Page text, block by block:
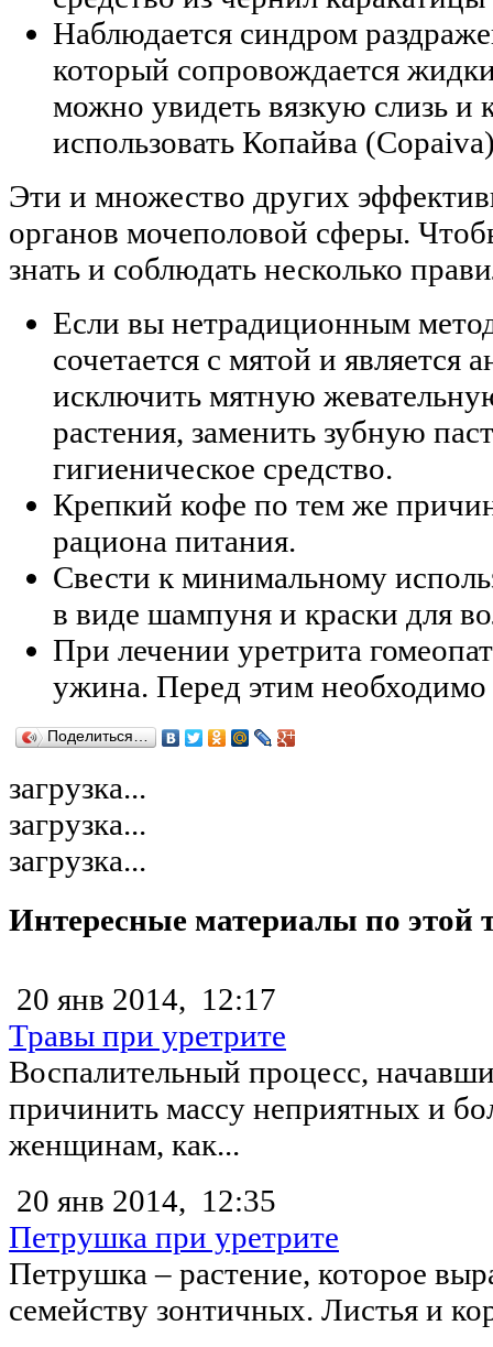
Наблюдается синдром
который сопровождается
можно увидеть вязкую слизь и
использовать Копайва
Эти и множество других
органов мочеполовой сферы.
знать и соблюдать несколько
Если вы нетрадиционным
сочетается с мятой и является
исключить мятную
растения, заменить зубную
гигиеническое средство.
Крепкий кофе по тем же
рациона питания.
Свести к минимальному
в виде шампуня и краски для
При лечении уретрита
ужина. Перед этим необходимо
Поделиться…
загрузка...
загрузка...
загрузка...
Интересные материалы по этой
20 янв 2014, 12:17
Травы при уретрите
Воспалительный процесс,
причинить массу неприятных и
женщинам, как...
20 янв 2014, 12:35
Петрушка при уретрите
Петрушка – растение, которое
семейству зонтичных. Листья и